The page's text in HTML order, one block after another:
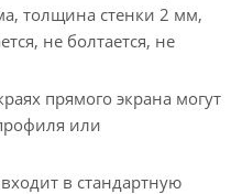
толщина стенки 2 мм,
не болтается, не
прямого экрана могут
или
в стандартную